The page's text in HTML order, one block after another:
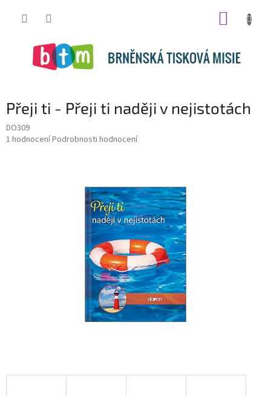
Přeji ti - Přeji ti naději v nejistotách
DO309
Průměrné
1 hodnoceníPodrobnosti hodnocení